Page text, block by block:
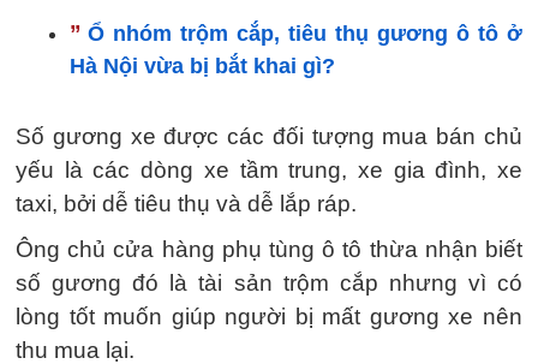
” Ổ nhóm trộm cắp, tiêu thụ gương ô tô ở
Hà Nội vừa bị bắt khai gì?
Số gương xe được các đối tượng mua bán chủ
yếu là các dòng xe tầm trung, xe gia đình, xe
taxi, bởi dễ tiêu thụ và dễ lắp ráp.
Ông chủ cửa hàng phụ tùng ô tô thừa nhận biết
số gương đó là tài sản trộm cắp nhưng vì có
lòng tốt muốn giúp người bị mất gương xe nên
thu mua lại.